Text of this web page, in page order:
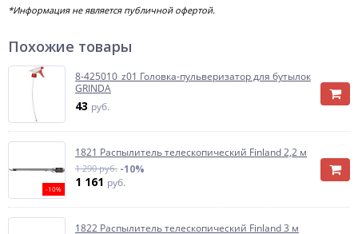
*Информация не является публичной офертой.
Похожие товары
8-425010_z01 Головка-пульверизатор для бутылок
GRINDA
43 руб.
-10%
1821 Распылитель телескопический Finland 2,2 м
1 290 руб. -10%
1 161 руб.
1822 Распылитель телескопический Finland 3 м